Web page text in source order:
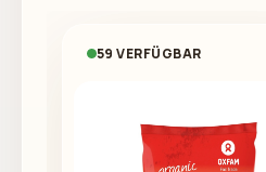
59 VERFÜGBAR